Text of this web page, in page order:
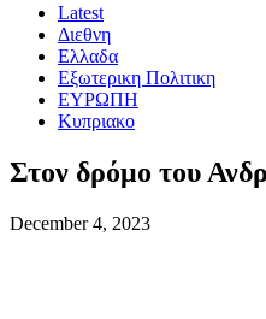
Latest
Διεθνη
Ελλαδα
Εξωτερικη Πολιτικη
ΕΥΡΩΠΗ
Κυπριακο
Στον δρόμο του
December 4, 2023